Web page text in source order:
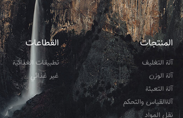
المنتجات
آلة التغليف
آلة الوزن
آلة التعبئة
آلةالقياس والتحكم
نقل المواد
القطاعات
تطبيقات الغذائية
غير غذائي